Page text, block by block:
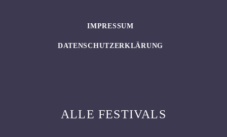
IMPRESSUM
DATENSCHUTZERKLÄRUNG
ALLE FESTIVALS